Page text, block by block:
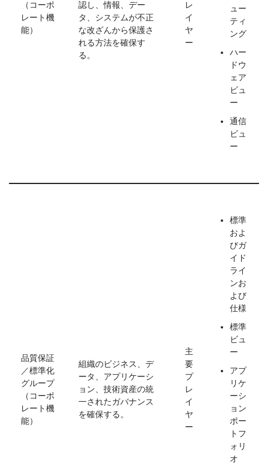
（コーポ
レート機
能）
認し、情報、デー
タ、システムが不正
な改ざんから保護さ
れる方法を確保す
る。
レ
イ
ヤ
ー
ュー
ティ
ング
ハー
ドウ
ェア
ビュ
ー
通信
ビュ
ー
品質保証
／標準化
グループ
（コーポ
レート機
能）
組織のビジネス、デ
ータ、アプリケーシ
ョン、技術資産の統
一されたガバナンス
を確保する。
主
要
プ
レ
イ
ヤ
ー
標準
およ
びガ
イド
ライ
ンお
よび
仕様
標準
ビュ
ー
アプ
リケ
ーシ
ョン
ポー
トフ
ォリ
オ